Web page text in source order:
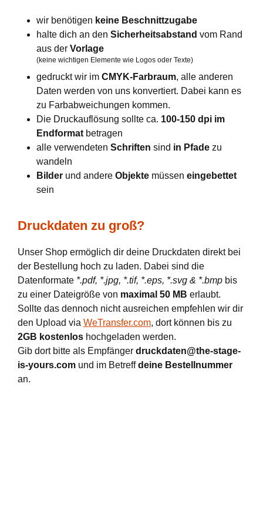
wir benötigen keine Beschnittzugabe
halte dich an den Sicherheitsabstand vom Rand
aus der Vorlage
(keine wichtigen Elemente wie Logos oder Texte)
gedruckt wir im CMYK-Farbraum, alle anderen
Daten werden von uns konvertiert. Dabei kann es
zu Farbabweichungen kommen.
Die Druckauflösung sollte ca. 100-150 dpi im
Endformat betragen
alle verwendeten Schriften sind in Pfade zu
wandeln
Bilder und andere Objekte müssen eingebettet
sein
Druckdaten zu groß?
Unser Shop ermöglich dir deine Druckdaten direkt bei
der Bestellung hoch zu laden. Dabei sind die
Datenformate *.pdf, *.jpg, *.tif, *.eps, *.svg & *.bmp bis
zu einer Dateigröße von maximal 50 MB erlaubt.
Sollte das dennoch nicht ausreichen empfehlen wir dir
den Upload via WeTransfer.com, dort können bis zu
2GB kostenlos hochgeladen werden.
Gib dort bitte als Empfänger druckdaten@the-stage-
is-yours.com und im Betreffdeine Bestellnummer
an.